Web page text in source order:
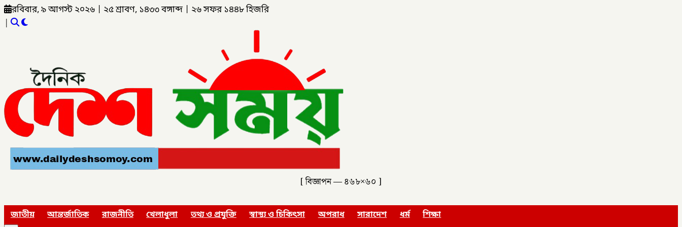
রবিবার, ৯ আগস্ট ২০২৬ ২৫ শ্রাবণ, ১৪৩৩ বঙ্গাব্দ ২৬ সফর ১৪৪৮ হিজরি
|
[ বিজ্ঞাপন — ৪৬৮×৬০ ]
জাতীয় আন্তর্জাতিক রাজনীতি খেলাধুলা তথ্য ও প্রযুক্তি স্বাস্থ্য ও চিকিৎসা অপরাধ সারাদেশ ধর্ম শিক্ষা